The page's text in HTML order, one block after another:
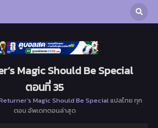
Magic Should Be Special
ตอนที่ 35
Magic Should Be Specialแปลไทย ทุก
ตอน อัพเดทตอนล่าสุด